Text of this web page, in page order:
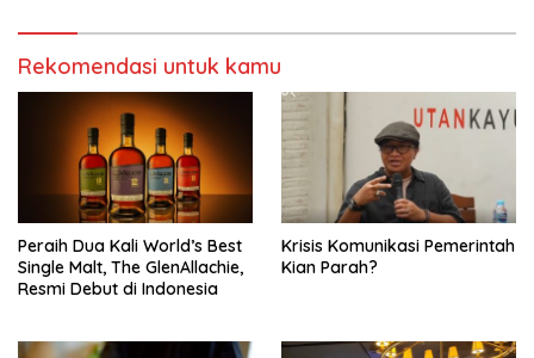
Rekomendasi untuk kamu
Peraih Dua Kali World’s Best
Single Malt, The GlenAllachie,
Resmi Debut di Indonesia
Krisis Komunikasi Pemerintah
Kian Parah?